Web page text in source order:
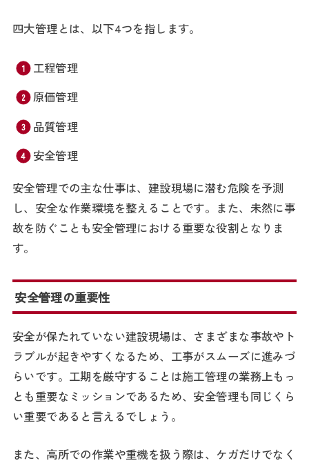
四大管理とは、以下4つを指します。
工程管理
原価管理
品質管理
安全管理
安全管理での主な仕事は、建設現場に潜む危険を予測
し、安全な作業環境を整えることです。また、未然に事
故を防ぐことも安全管理における重要な役割となりま
す。
安全管理の重要性
安全が保たれていない建設現場は、さまざまな事故やト
ラブルが起きやすくなるため、工事がスムーズに進みづ
らいです。工期を厳守することは施工管理の業務上もっ
とも重要なミッションであるため、安全管理も同じくら
い重要であると言えるでしょう。
また、高所での作業や重機を扱う際は、ケガだけでなく